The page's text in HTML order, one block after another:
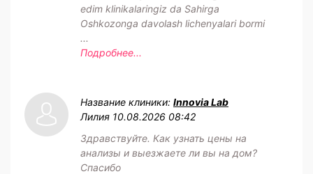
edim klinikalaringiz da Sahirga
Oshkozonga davolash lichenyalari bormi
...
Подробнее...
Название клиники: Innovia Lab
Лилия 10.08.2026 08:42
Здравствуйте. Как узнать цены на
анализы и выезжаете ли вы на дом?
Спасибо